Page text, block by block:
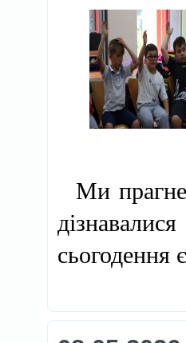
Ми
сьогодення